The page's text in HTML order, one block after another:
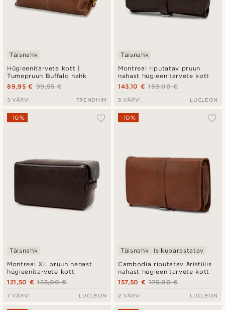
Hügieenitarvete kott |
Tumepruun Buffalo nahk
Täisnahk
99,95 €
89,95 €
3 VÄRVI TRENDHIM
Montreal riputatav pruun
nahast hügieenitarvete kott
Täisnahk
159,00 €
143,10 €
5 VÄRVI LUCLEON
Montreal XL pruun nahast
hügieenitarvete kott
-10%
Täisnahk
135,00 €
121,50 €
7 VÄRVI LUCLEON
Cambodia riputatav äristiilis
nahast hügieenitarvete kott
-10%
Täisnahk Isikupärastatav
175,00 €
157,50 €
2 VÄRVI LUCLEON